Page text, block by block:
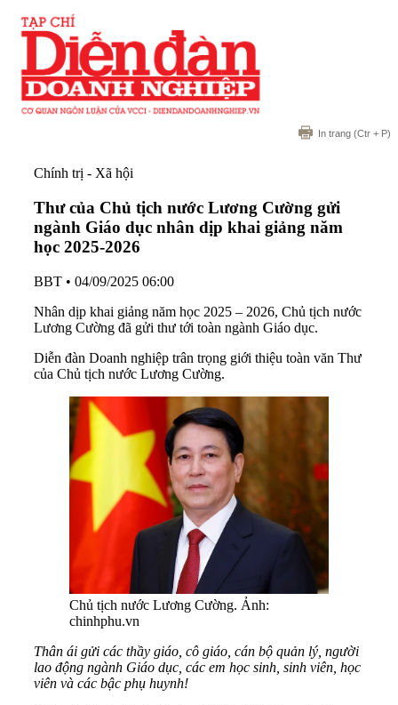
In trang (Ctr + P)
Chính trị - Xã hội
Thư của Chủ tịch nước Lương Cường gửi
ngành Giáo dục nhân dịp khai giảng năm
học 2025-2026
BBT • 04/09/2025 06:00
Nhân dịp khai giảng năm học 2025 – 2026, Chủ tịch nước
Lương Cường đã gửi thư tới toàn ngành Giáo dục.
Diễn đàn Doanh nghiệp trân trọng giới thiệu toàn văn Thư
của Chủ tịch nước Lương Cường.
Chủ tịch nước Lương Cường. Ảnh:
chinhphu.vn
Thân ái gửi các thầy giáo, cô giáo, cán bộ quản lý, người
lao động ngành Giáo dục, các em học sinh, sinh viên, học
viên và các bậc phụ huynh!